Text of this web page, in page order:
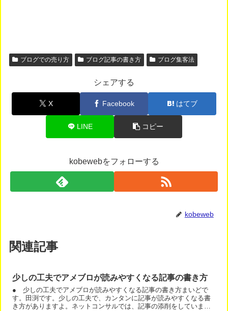
ブログでの売り方 ブログ記事の書き方 ブログ集客法
シェアする
X Facebook はてブ
LINE コピー
kobewebをフォローする
kobeweb
関連記事
少しの工夫でアメブロが読みやすくなる記事の書き方
● 少しの工夫でアメブロが読みやすくなる記事の書き方まいどで
す。田渕です。少しの工夫で、カンタンに記事が読みやすくなる書
き方がありますよ。ネットコンサルでは、記事の添削をしていま